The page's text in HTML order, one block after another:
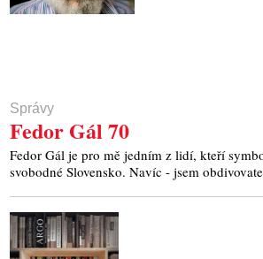
Správy
Fedor Gál 70
Fedor Gál je pro mě jedním z lidí, kteří
svobodné Slovensko. Navíc - jsem